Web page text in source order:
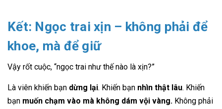
Kết: Ngọc trai xịn – không phải để
khoe, mà để giữ
Vậy rốt cuộc, “ngọc trai như thế nào là xịn?”
Là viên khiến bạn dừng lại. Khiến bạn nhìn thật lâu. Khiến
bạn muốn chạm vào mà không dám vội vàng. Không phải